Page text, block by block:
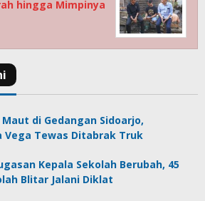
hingga Mimpinya
di Gedangan Sidoarjo,
Vega Tewas Ditabrak Truk
Kepala Sekolah Berubah, 45
Blitar Jalani Diklat